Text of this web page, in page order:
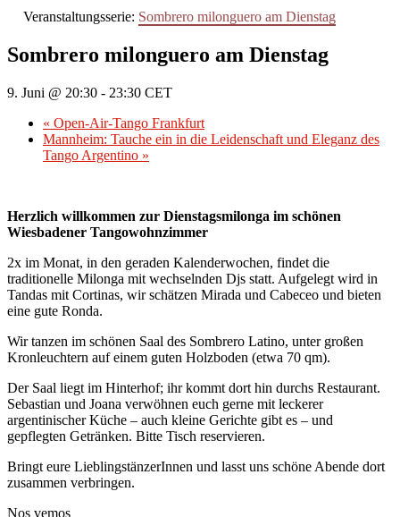
Veranstaltungsserie: Sombrero milonguero am Dienstag
Sombrero milonguero am Dienstag
9. Juni @ 20:30 - 23:30 CET
« Open-Air-Tango Frankfurt
Mannheim: Tauche ein in die Leidenschaft und Eleganz des
Tango Argentino »
Herzlich willkommen zur Dienstagsmilonga im schönen
Wiesbadener Tangowohnzimmer
2x im Monat, in den geraden Kalenderwochen, findet die
traditionelle Milonga mit wechselnden Djs statt. Aufgelegt wird in
Tandas mit Cortinas, wir schätzen Mirada und Cabeceo und bieten
eine gute Ronda.
Wir tanzen im schönen Saal des Sombrero Latino, unter großen
Kronleuchtern auf einem guten Holzboden (etwa 70 qm).
Der Saal liegt im Hinterhof; ihr kommt dort hin durchs Restaurant.
Sebastian und Joana verwöhnen euch gerne mit leckerer
argentinischer Küche – auch kleine Gerichte gibt es – und
gepflegten Getränken. Bitte Tisch reservieren.
Bringt eure LieblingstänzerInnen und lasst uns schöne Abende dort
zusammen verbringen.
Nos vemos